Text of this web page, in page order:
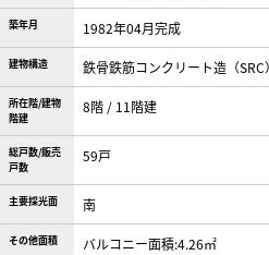
築年月 1982年04月完成
建物構造 鉄骨鉄筋コンクリート造（SRC）
所在階/建物
階建
8階 / 11階建
総戸数/販売
戸数
59戸
主要採光面 南
その他面積 バルコニー面積:4.26㎡